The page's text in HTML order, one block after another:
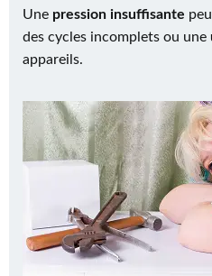
Une pression insuffisante
des cycles incomplets ou une
appareils.